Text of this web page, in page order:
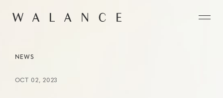
NEWS
OCT 02, 2023